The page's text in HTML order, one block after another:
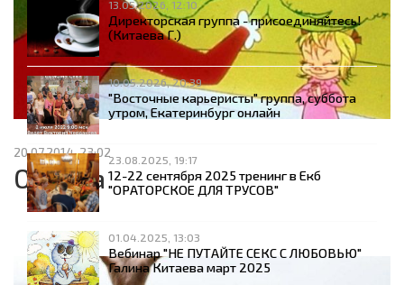
20.07.2014, 23:02
Оценка
13.05.2026, 12:10
Директорская группа - присоединяйтесь!
(Китаева Г.)
10.05.2026, 20:39
"Восточные карьеристы" группа, суббота
утром, Екатеринбург онлайн
23.08.2025, 19:17
12-22 сентября 2025 тренинг в Екб
"ОРАТОРСКОЕ ДЛЯ ТРУСОВ"
01.04.2025, 13:03
Вебинар "НЕ ПУТАЙТЕ СЕКС С ЛЮБОВЬЮ"
Галина Китаева март 2025